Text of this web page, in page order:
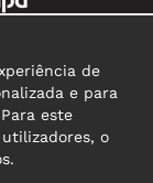
de
e para
este
o